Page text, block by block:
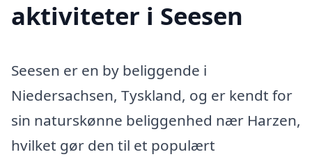
aktiviteter i Seesen
Seesen er en by beliggende i
Niedersachsen, Tyskland, og er kendt for
sin naturskønne beliggenhed nær Harzen,
hvilket gør den til et populært